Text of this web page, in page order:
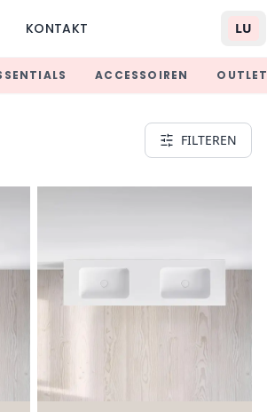
KONTAKT LU
ACCESSOIREN OUTLET
FILTEREN